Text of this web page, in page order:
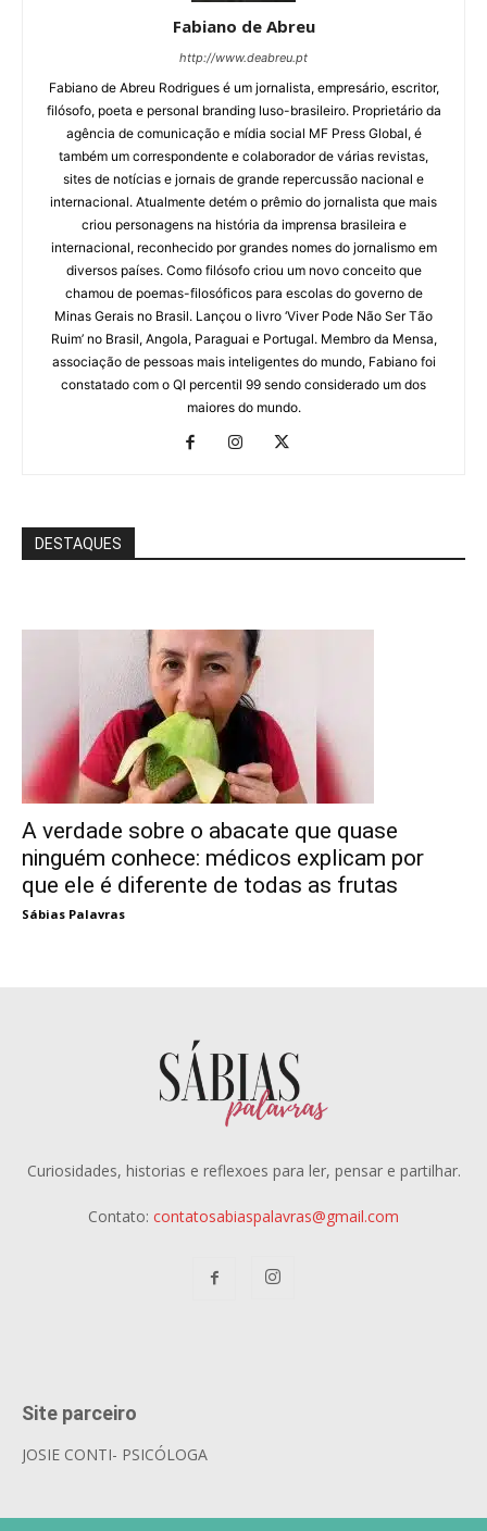
Fabiano de Abreu
http://www.deabreu.pt
Fabiano de Abreu Rodrigues é um jornalista, empresário, escritor,
filósofo, poeta e personal branding luso-brasileiro. Proprietário da
agência de comunicação e mídia social MF Press Global, é
também um correspondente e colaborador de várias revistas,
sites de notícias e jornais de grande repercussão nacional e
internacional. Atualmente detém o prêmio do jornalista que mais
criou personagens na história da imprensa brasileira e
internacional, reconhecido por grandes nomes do jornalismo em
diversos países. Como filósofo criou um novo conceito que
chamou de poemas-filosóficos para escolas do governo de
Minas Gerais no Brasil. Lançou o livro ‘Viver Pode Não Ser Tão
Ruim’ no Brasil, Angola, Paraguai e Portugal. Membro da Mensa,
associação de pessoas mais inteligentes do mundo, Fabiano foi
constatado com o QI percentil 99 sendo considerado um dos
maiores do mundo.
DESTAQUES
A verdade sobre o abacate que quase
ninguém conhece: médicos explicam por
que ele é diferente de todas as frutas
Sábias Palavras
Curiosidades, historias e reflexoes para ler, pensar e partilhar.
Contato: contatosabiaspalavras@gmail.com
Site parceiro
JOSIE CONTI- PSICÓLOGA